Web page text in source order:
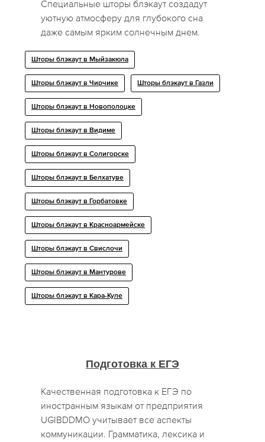
Специальные шторы блэкаут создадут
уютную атмосферу для глубокого сна
даже самым ярким солнечным днем.
Шторы блэкаут в Мыйзакюла
Шторы блэкаут в Чирчике Шторы блэкаут в Газли
Шторы блэкаут в Новополоцке
Шторы блэкаут в Видиме
Шторы блэкаут в Солигорске
Шторы блэкаут в Белхатуве
Шторы блэкаут в Горбатовке
Шторы блэкаут в Красноармейске
Шторы блэкаут в Свислочи
Шторы блэкаут в Мантурове
Шторы блэкаут в Кара-Куле
Подготовка к ЕГЭ
Качественная подготовка к ЕГЭ по
иностранным языкам от предприятия
UGIBDDMO учитывает все аспекты
коммуникации. Грамматика, лексика и